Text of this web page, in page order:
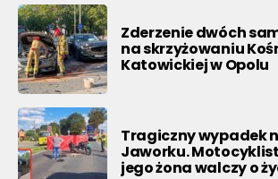
Zderzenie dwóch
na skrzyżowaniu
Katowickiej w Opolu
Tragiczny wypadek
Jaworku.
jego żona walczy o